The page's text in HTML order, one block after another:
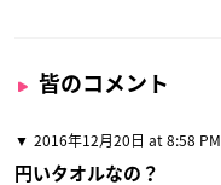
皆のコメント
2016年12月20日 at 8:58 PM
円いタオルなの？